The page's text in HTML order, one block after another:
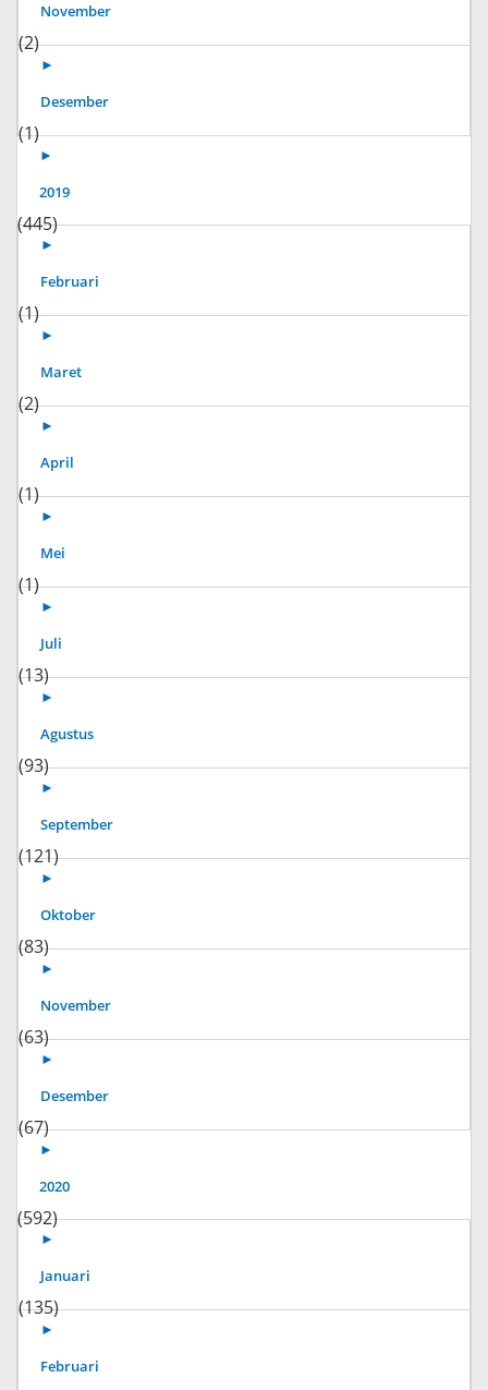
November
(2)
►
Desember
(1)
►
2019
(445)
►
Februari
(1)
►
Maret
(2)
►
April
(1)
►
Mei
(1)
►
Juli
(13)
►
Agustus
(93)
►
September
(121)
►
Oktober
(83)
►
November
(63)
►
Desember
(67)
►
2020
(592)
►
Januari
(135)
►
Februari